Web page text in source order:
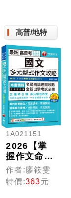
考）高普/地特
1A021151
2026【掌
握作文命題
思維關鍵國
文】多元型
式作文攻略
作者:廖筱雯
特價:363元